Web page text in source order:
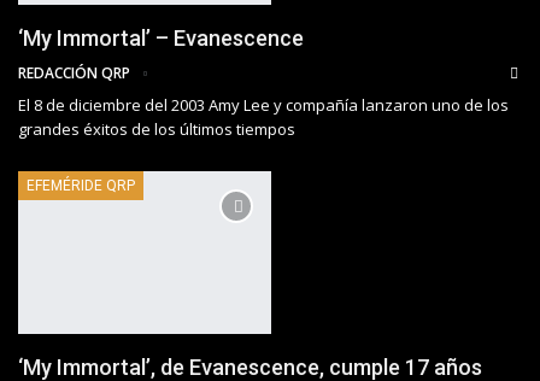
‘My Immortal’ – Evanescence
REDACCIÓN QRP
El 8 de diciembre del 2003 Amy Lee y compañía lanzaron uno de los
grandes éxitos de los últimos tiempos
EFEMÉRIDE QRP
‘My Immortal’, de Evanescence, cumple 17 años